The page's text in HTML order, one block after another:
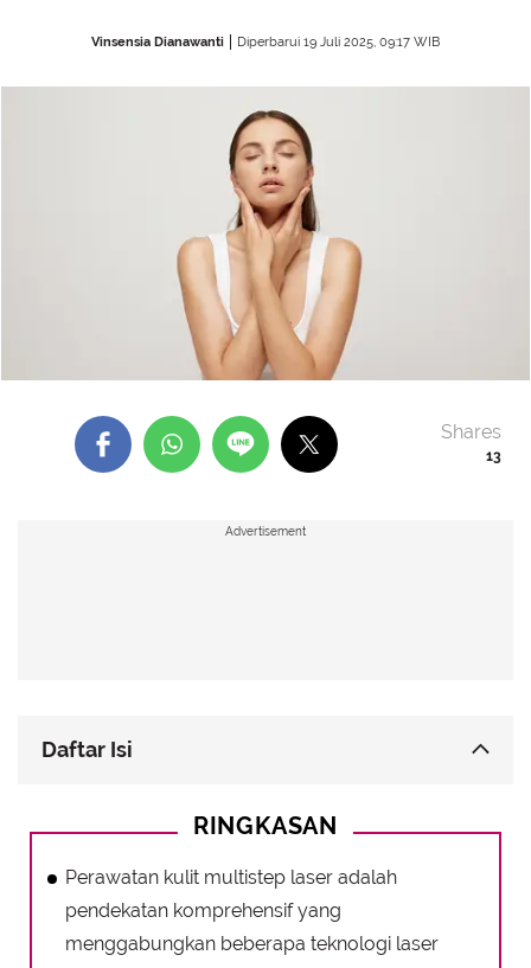
Vinsensia Dianawanti Diperbarui 19 Juli 2025, 09:17 WIB
13
Shares
Daftar Isi
Hasil Optimal dan Pemulihan Cepat
Persiapan dan Perawatan Pasca Perawatan Kulit
Multistep Laser: Kunci Keberhasilan
Mengenal Berbagai Jenis Laser dalam Perawatan
RINGKASAN
Perawatan kulit multistep laser adalah
pendekatan komprehensif yang
menggabungkan beberapa teknologi laser